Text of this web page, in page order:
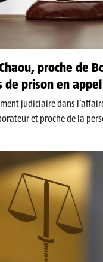
proche de
de prison en appel
judiciaire dans
et proche de la
avait bénéficié d’une
coupable…